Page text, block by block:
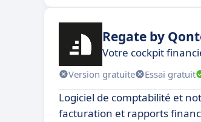
Regate by
Votre cockpit
Version gratuite Essai gratuit
Logiciel de comptabilité et
facturation et rapports